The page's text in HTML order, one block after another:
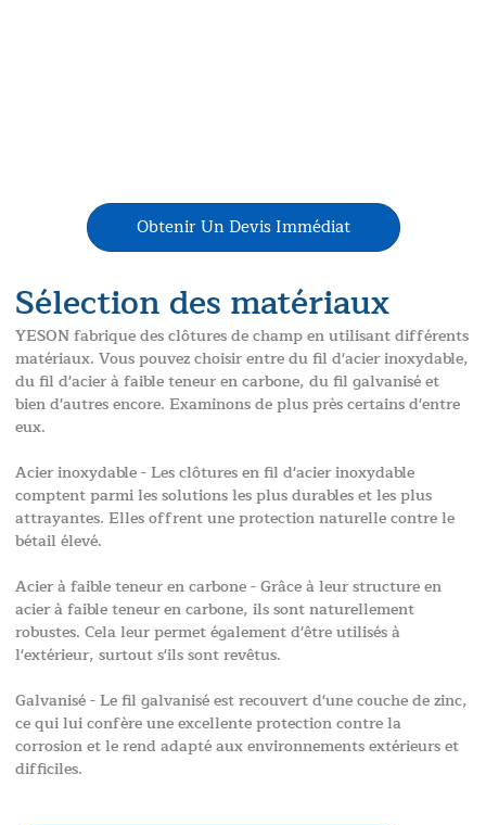
Obtenir Un Devis Immédiat
Sélection des matériaux
YESON fabrique des clôtures de champ en utilisant différents
matériaux. Vous pouvez choisir entre du fil d'acier inoxydable,
du fil d'acier à faible teneur en carbone, du fil galvanisé et
bien d'autres encore. Examinons de plus près certains d'entre
eux.
Acier inoxydable - Les clôtures en fil d'acier inoxydable
comptent parmi les solutions les plus durables et les plus
attrayantes. Elles offrent une protection naturelle contre le
bétail élevé.
Acier à faible teneur en carbone - Grâce à leur structure en
acier à faible teneur en carbone, ils sont naturellement
robustes. Cela leur permet également d'être utilisés à
l'extérieur, surtout s'ils sont revêtus.
Galvanisé - Le fil galvanisé est recouvert d'une couche de zinc,
ce qui lui confère une excellente protection contre la
corrosion et le rend adapté aux environnements extérieurs et
difficiles.